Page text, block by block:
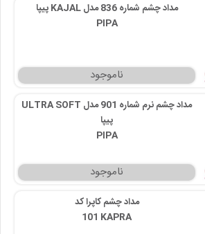
مداد چشم شماره 836 مدل KAJAL پیپا
PIPA
مداد چشم نرم شماره 901 مدل ULTRA SOFT
پیپا
PIPA
مداد چشم کاپرا کد
101 KAPRA